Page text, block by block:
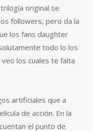
original se
followers, pero da la
los fans daughter
todo lo los
los cuales te falta
artificiales que a
de acción. En la
el punto de